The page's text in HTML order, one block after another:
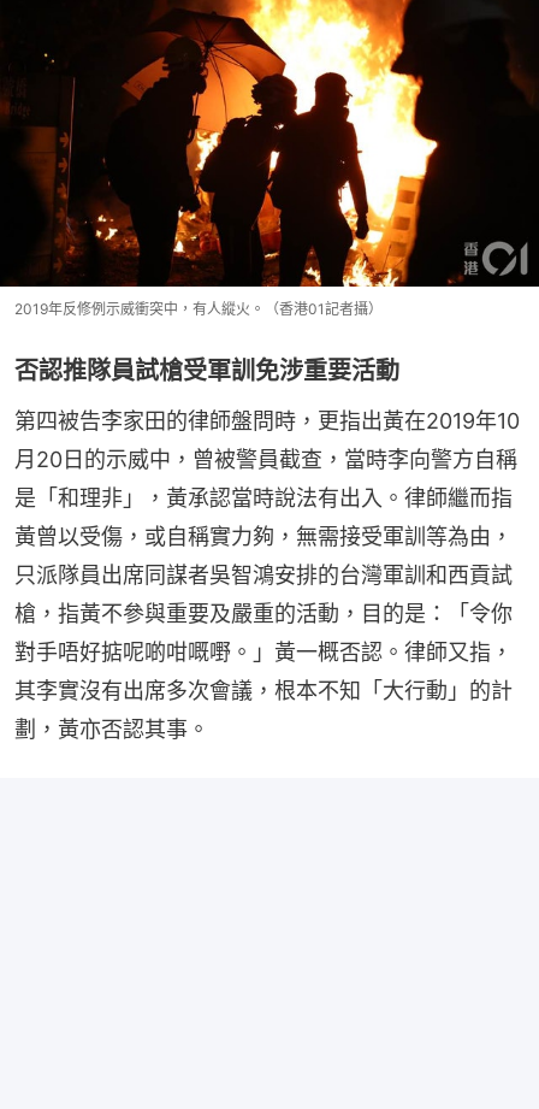
2019年反修例示威衝突中，有人縱火。（香港01記者攝）
否認推隊員試槍受軍訓免涉重要活動
第四被告李家田的律師盤問時，更指出黃在2019年10
月20日的示威中，曾被警員截查，當時李向警方自稱
是「和理非」，黃承認當時說法有出入。律師繼而指
黃曾以受傷，或自稱實力夠，無需接受軍訓等為由，
只派隊員出席同謀者吳智鴻安排的台灣軍訓和西貢試
槍，指黃不參與重要及嚴重的活動，目的是：「令你
對手唔好掂呢啲咁嘅嘢。」黃一概否認。律師又指，
其李實沒有出席多次會議，根本不知「大行動」的計
劃，黃亦否認其事。